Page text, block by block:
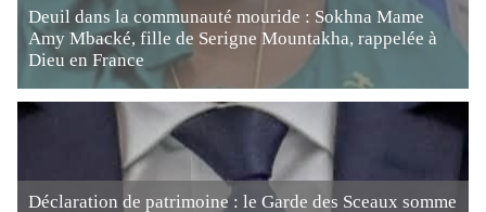
Deuil dans la communauté mouride : Sokhna Mame
Amy Mbacké, fille de Serigne Mountakha, rappelée à
Dieu en France
Déclaration de patrimoine : le Garde des Sceaux somme